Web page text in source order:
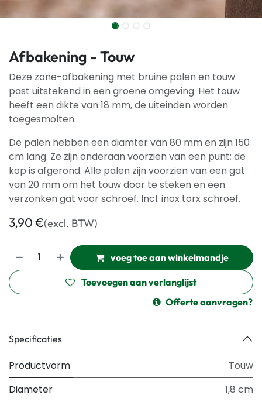
Afbakening - Touw
Deze zone-afbakening met bruine palen en touw
past uitstekend in een groene omgeving. Het touw
heeft een dikte van 18 mm, de uiteinden worden
toegesmolten.
De palen hebben een diamter van 80 mm en zijn 150
cm lang. Ze zijn onderaan voorzien van een punt; de
kop is afgerond. Alle palen zijn voorzien van een gat
van 20 mm om het touw door te steken en een
verzonken gat voor schroef. Incl. inox torx schroef.
3,90€(excl. BTW)
voeg toe aan winkelmandje
Toevoegen aan verlanglijst
Offerte aanvragen?
Specificaties
Productvorm
Touw
Diameter
1,8 cm